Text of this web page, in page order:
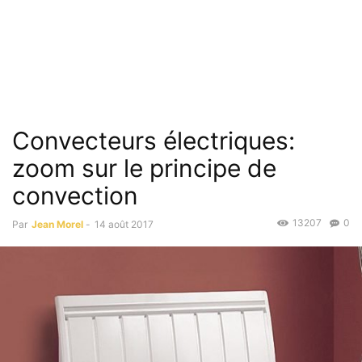
Convecteurs électriques:
zoom sur le principe de
convection
Par Jean Morel - 14 août 2017 0
13207